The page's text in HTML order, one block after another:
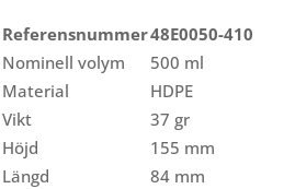
Referensnummer48E0050-410
Nominell volym
500 ml
Material
HDPE
Vikt
37 gr
Höjd
155 mm
Längd
84 mm